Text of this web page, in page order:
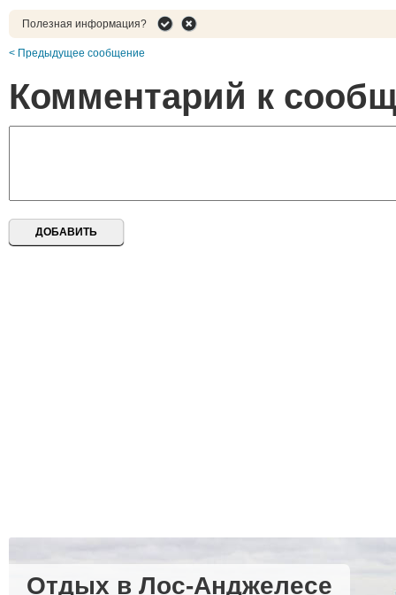
Полезная информация?
< Предыдущее сообщение
Комментарий к
Отдых в Лос-Анджелесе